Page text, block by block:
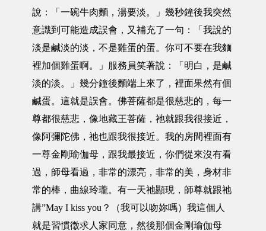
說：「一碗牛肉麵，湯要淡。」幾秒鐘後我突然
意識到可能造成誤會，又補充了一句：「我說的
淡是鹹淡的淡，不是雞蛋的蛋。你可不要在我麵
裡加個雞蛋啊。」服務員笑著說：「明白，是鹹
淡的淡。」幾分鐘後麵端上來了，裡面果然有個
鹹蛋。這就是誤會。佛菩薩都是很慈悲的，每一
尊都很慈悲，像地藏王菩薩，祂就跟我很接近，
像阿彌陀佛，祂也跟我很接近。我的房間裡面有
一尊金剛瑜伽母，跟我最接近，你們從來沒有看
過，師母看過，非常的漂亮，非常的美，身材非
常的棒，曲線玲瓏。有一天祂顯現，師尊就跟祂
講”May I kiss you？（我可以吻妳嗎）我這個人
就是習慣徵求人家同意，然後那個金剛瑜伽母